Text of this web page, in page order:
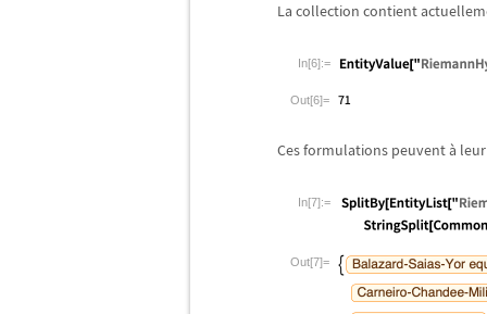
La collection contient
In[6]:=
Out[6]=
Ces formulations peuventà
In[7]:=
Out[7]=